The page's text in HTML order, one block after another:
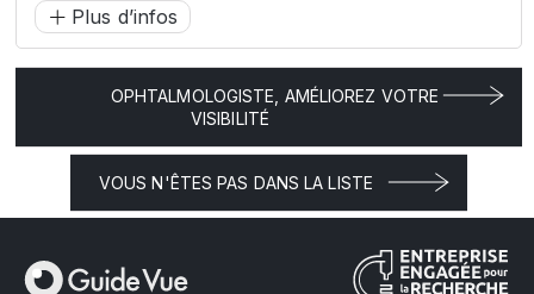
Plus d’infos
OPHTALMOLOGISTE, AMÉLIOREZ VOTRE
VISIBILITÉ
VOUS N'ÊTES PAS DANS LA LISTE